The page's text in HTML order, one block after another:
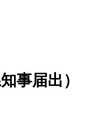
環境エネルギー
事届出）